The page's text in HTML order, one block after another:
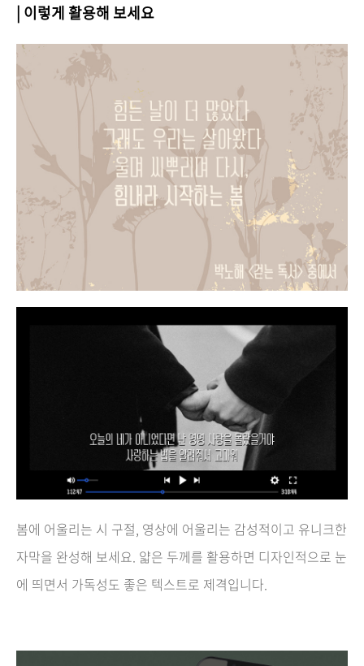
| 이렇게 활용해 보세요
봄에 어울리는 시 구절, 영상에 어울리는 감성적이고 유니크한
자막을 완성해 보세요. 얇은 두께를 활용하면 디자인적으로 눈
에 띄면서 가독성도 좋은 텍스트로 제격입니다.